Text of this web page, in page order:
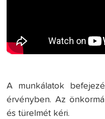
A munkálatok
érvényben. Az
és türelmét kéri.